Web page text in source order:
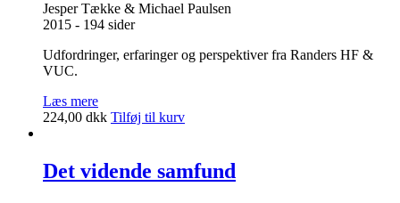
Jesper Tække & Michael Paulsen
2015 - 194 sider
Udfordringer, erfaringer og perspektiver fra Randers HF &
VUC.
Læs mere
224,00 dkk Tilføj til kurv
Det vidende samfund